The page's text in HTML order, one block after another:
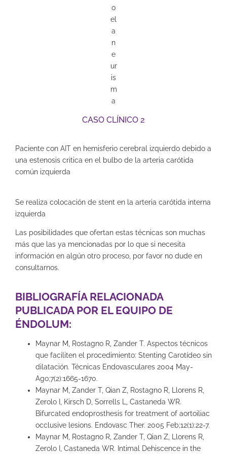
o
el
a
n
e
ur
is
m
a
CASO CLÍNICO 2
Paciente con AIT en hemisferio cerebral izquierdo debido a
una estenosis critica en el bulbo de la arteria carótida
común izquierda
Se realiza colocación de stent en la arteria carótida interna
izquierda
Las posibilidades que ofertan estas técnicas son muchas
más que las ya mencionadas por lo que si necesita
información en algún otro proceso, por favor no dude en
consultarnos.
BIBLIOGRAFÍA RELACIONADA
PUBLICADA POR EL EQUIPO DE
ÉNDOLUM:
Maynar M, Rostagno R, Zander T. Aspectos técnicos
que faciliten el procedimiento: Stenting Carotídeo sin
dilatación. Técnicas Endovasculares 2004 May-
Ago;7(2):1665-1670.
Maynar M, Zander T, Qian Z, Rostagno R, Llorens R,
Zerolo I, Kirsch D, Sorrells L, Castaneda WR.
Bifurcated endoprosthesis for treatment of aortoiliac
occlusive lesions. Endovasc Ther. 2005 Feb;12(1):22-7.
Maynar M, Rostagno R, Zander T, Qian Z, Llorens R,
Zerolo I, Castaneda WR. Intimal Dehiscence in the